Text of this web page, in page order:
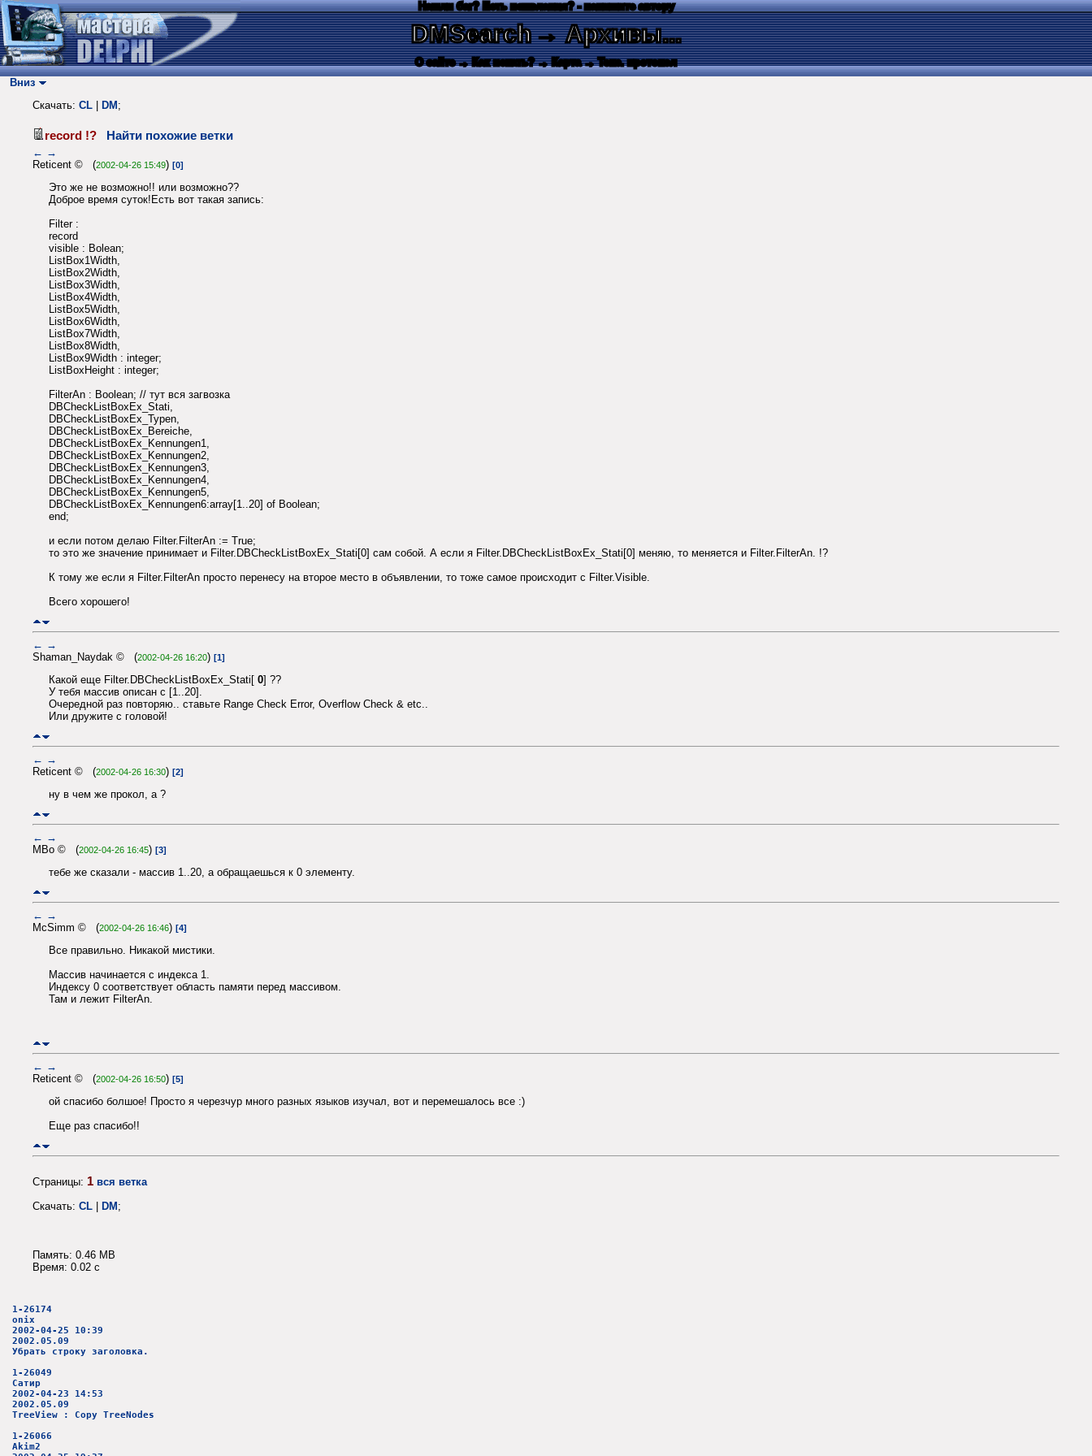
Нашли баг? Есть пожелания? - напишите автору
DMSearch→ Архивы...
О сайте → Как искать? → Карта → Текс. протокол
Вниз
Скачать: CL DM ;
record !? Найти похожие ветки
← →
Reticent © (2002-04-26 15:49) [0]
Это же не возможно!! или возможно??
Доброе время суток!Есть вот такая запись:
Filter :
record
visible : Bolean;
ListBox1Width,
ListBox2Width,
ListBox3Width,
ListBox4Width,
ListBox5Width,
ListBox6Width,
ListBox7Width,
ListBox8Width,
ListBox9Width : integer;
ListBoxHeight : integer;
FilterAn : Boolean; // тут вся загвозка
DBCheckListBoxEx_Stati,
DBCheckListBoxEx_Typen,
DBCheckListBoxEx_Bereiche,
DBCheckListBoxEx_Kennungen1,
DBCheckListBoxEx_Kennungen2,
DBCheckListBoxEx_Kennungen3,
DBCheckListBoxEx_Kennungen4,
DBCheckListBoxEx_Kennungen5,
DBCheckListBoxEx_Kennungen6:array[1..20] of Boolean;
end;
и если потом делаю Filter.FilterAn := True;
то это же значение принимает и Filter.DBCheckListBoxEx_Stati[0] сам собой. А если я Filter.DBCheckListBoxEx_Stati[0] меняю, то меняется и Filter.FilterAn. !?
К тому же если я Filter.FilterAn просто перенесу на второе место в объявлении, то тоже самое происходит с Filter.Visible.
Всего хорошего!
← →
Shaman_Naydak © (2002-04-26 16:20) [1]
Какой еще Filter.DBCheckListBoxEx_Stati[ 0] ??
У тебя массив описан с [1..20].
Очередной раз повторяю.. ставьте Range Check Error, Overflow Check & etc..
Или дружите с головой!
← →
Reticent © (2002-04-26 16:30) [2]
ну в чем же прокол, а ?
← →
MBo © (2002-04-26 16:45) [3]
тебе же сказали - массив 1..20, а обращаешься к 0 элементу.
← →
McSimm © (2002-04-26 16:46) [4]
Все правильно. Никакой мистики.
Массив начинается с индекса 1.
Индексу 0 соответствует область памяти перед массивом.
Там и лежит FilterAn.
← →
Reticent © (2002-04-26 16:50) [5]
ой спасибо болшое! Просто я черезчур много разных языков изучал, вот и перемешалось все :)
Еще раз спасибо!!
Страницы: 1 вся ветка
Скачать: CL | DM;
Память: 0.46 MB
Время: 0.02 c
1-26174
onix
2002-04-25 10:39
2002.05.09
Убрать строку заголовка.
1-26049
Сатир
2002-04-23 14:53
2002.05.09
TreeView : Copy TreeNodes
1-26066
Akim2